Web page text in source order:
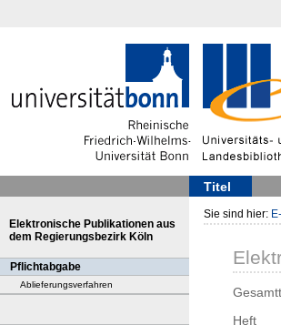
Titel
Elektronische Publikationen aus
dem Regierungsbezirk Köln
Pflichtabgabe
Ablieferungsverfahren
Sie sind hier:
Heft